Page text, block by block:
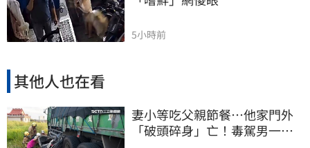
5小時前
其他人也在看
妻小等吃父親節餐⋯他家門外
「破頭碎身」亡！毒駕男一路